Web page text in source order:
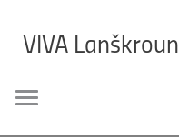
VIVA Lanškroun
Toggle